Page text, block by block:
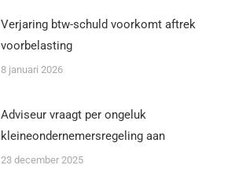
Verjaring btw-schuld voorkomt aftrek
voorbelasting
8 januari 2026
Adviseur vraagt per ongeluk
kleineondernemersregeling aan
23 december 2025